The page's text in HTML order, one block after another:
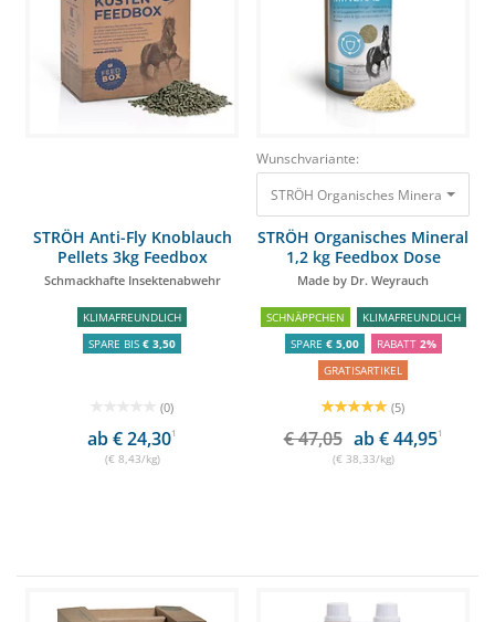
STRÖH Anti-Fly Knoblauch
Pellets 3kg Feedbox
Schmackhafte Insektenabwehr
KLIMAFREUNDLICH
SPARE BIS € 3,50
(0)
ab € 24,301
(€ 8,43/kg)
Wunschvariante:
STRÖH Organisches Mineral 1,2
STRÖH Organisches Mineral
1,2 kg Feedbox Dose
Made by Dr. Weyrauch
SCHNÄPPCHEN
KLIMAFREUNDLICH
SPARE € 5,00 RABATT 2%
GRATISARTIKEL
(5)
€ 47,05 ab € 44,951
(€ 38,33/kg)